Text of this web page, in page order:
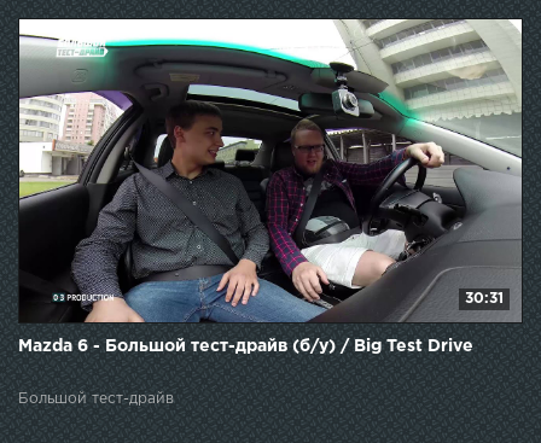
30:31
Mazda 6 - Большой тест-драйв (б/у) / Big Test Drive
Большой тест-драйв